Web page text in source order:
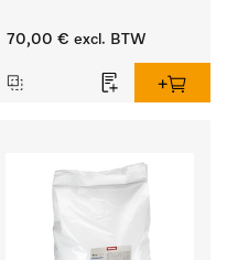
textiel lang zacht blijft.
70,00 € excl. BTW